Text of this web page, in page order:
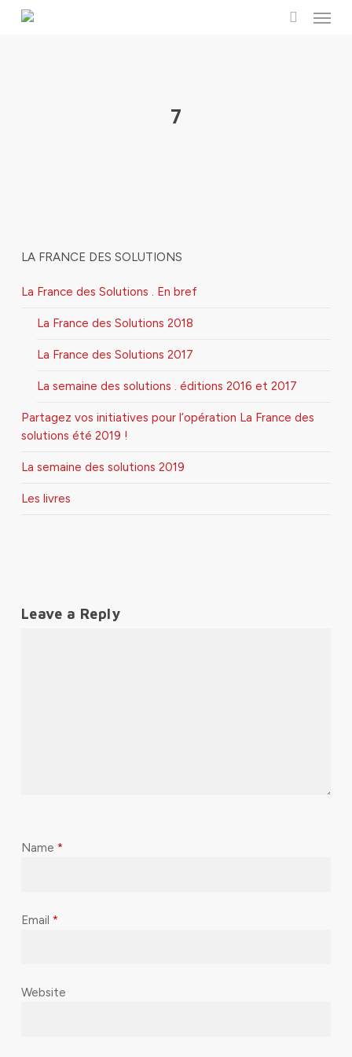
Menu
7
LA FRANCE DES SOLUTIONS
La France des Solutions . En bref
La France des Solutions 2018
La France des Solutions 2017
La semaine des solutions . éditions 2016 et 2017
Partagez vos initiatives pour l’opération La France des
solutions été 2019 !
La semaine des solutions 2019
Les livres
Leave a Reply
Name *
Email *
Website